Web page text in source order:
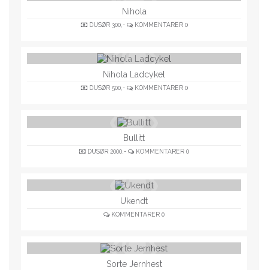
Nihola
DUSØR 300,- KOMMENTARER 0
Nihola Ladcykel
DUSØR 500,- KOMMENTARER 0
Bullitt
DUSØR 2000,- KOMMENTARER 0
Ukendt
KOMMENTARER 0
Sorte Jernhest